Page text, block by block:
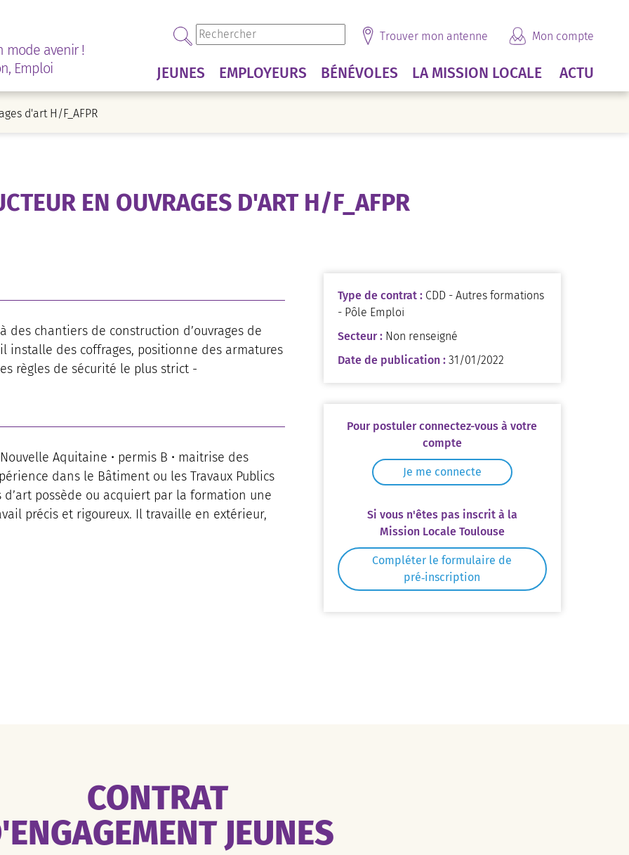
mode avenir !
Emploi
Trouver mon antenne Mon compte
JEUNES EMPLOYEURS BÉNÉVOLES LA MISSION LOCALE ACTU
d'art H/F_AFPR
EN OUVRAGES D'ART H/F_AFPR
des chantiers de construction d’ouvrages de
des coffrages, positionne des armatures
règles de sécurité le plus strict -
Aquitaine • permis B • maitrise des
dans le Bâtiment ou les Travaux Publics
possède ou acquiert par la formation une
précis et rigoureux. Il travaille en extérieur,
Type de contrat : CDD - Autres formations
- Pôle Emploi
Secteur : Non renseigné
Date de publication : 31/01/2022
Pour postuler connectez-vous à votre
compte
Je me connecte
Si vous n'êtes pas inscrit à la
Mission Locale Toulouse
Compléter le formulaire de
pré‑inscription
CONTRAT
JEUNES